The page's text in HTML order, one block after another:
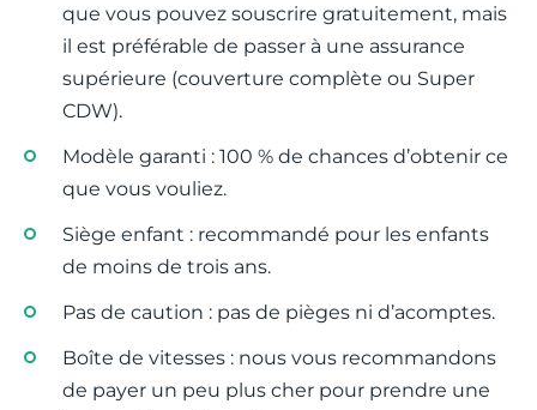
que vous pouvez souscrire gratuitement, mais
il est préférable de passer à une assurance
supérieure (couverture complète ou Super
CDW).
Modèle garanti : 100 % de chances d’obtenir ce
que vous vouliez.
Siège enfant : recommandé pour les enfants
de moins de trois ans.
Pas de caution : pas de pièges ni d’acomptes.
Boîte de vitesses : nous vous recommandons
de payer un peu plus cher pour prendre une